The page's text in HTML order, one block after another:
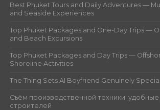
Best Phuket Tours and Daily Adventures —
and Seaside Experiences
Top Phuket Packages and One-Day Trips —
and Beach Excursions
Top Phuket Packages and Day Trips —
Shoreline Activities
The Thing Sets AI Boyfriend Genuinely Special
Съём производственной техники: удобные
строителей